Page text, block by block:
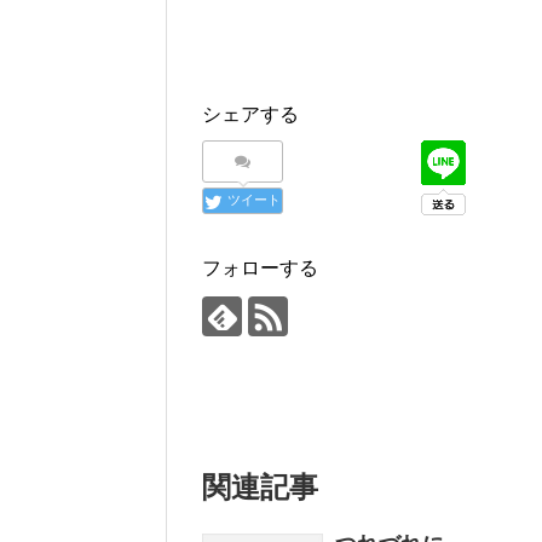
シェアする
ツイート
フォローする
関連記事